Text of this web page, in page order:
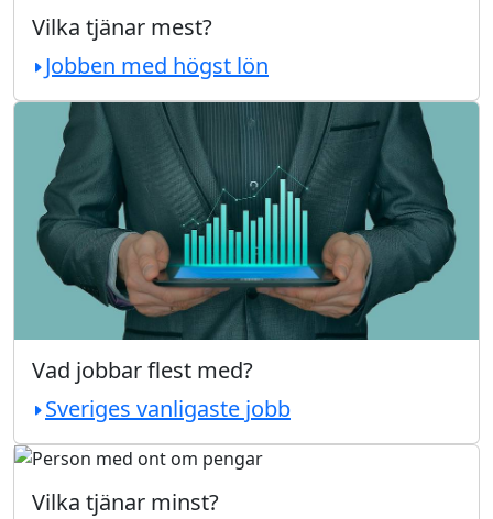
Vilka tjänar mest?
Jobben med högst lön
Vad jobbar flest med?
Sveriges vanligaste jobb
Vilka tjänar minst?